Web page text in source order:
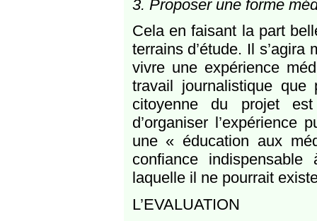
3. Proposer une forme
Cela en faisant la part
terrains d’étude. Il
vivre une expérience
travail journalistique que
citoyenne du projet
d’organiser l’expérience
une « éducation aux
confiance
laquelle il ne pourrait
L’EVALUATION